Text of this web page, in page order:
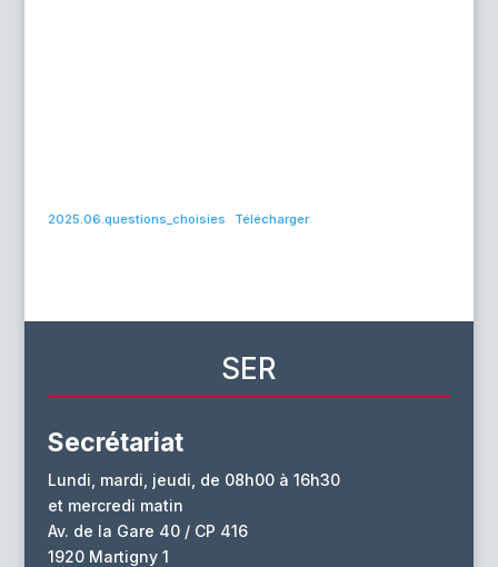
2025.06.questions_choisies Télécharger
SER
Secrétariat
Lundi, mardi, jeudi, de 08h00 à 16h30
et mercredi matin
Av. de la Gare 40 / CP 416
1920 Martigny 1